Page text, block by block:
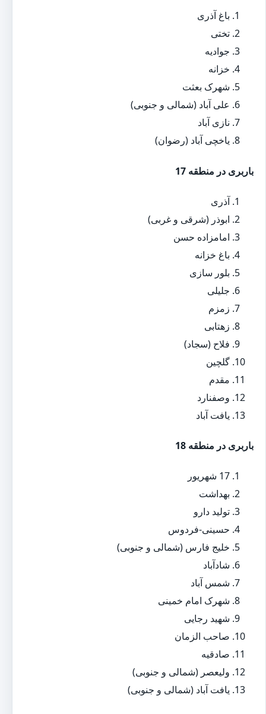
باغ آذری
تختی
جوادیه
خزانه
شهرک بعثت
علی آباد (شمالی و جنوبی)
نازی آباد
یاخچی آباد (رضوان)
باربری در منطقه 17
آذری
ابوذر (شرقی و غربی)
امامزاده حسن
باغ خزانه
بلور سازی
جلیلی
زمزم
زهتابی
فلاح (سجاد)
گلچین
مقدم
وصفنارد
یافت آباد
باربری در منطقه 18
17 شهریور
بهداشت
تولید دارو
حسینی-فردوس
خلیج فارس (شمالی و جنوبی)
شادآباد
شمس آباد
شهرک امام خمینی
شهید رجایی
صاحب الزمان
صادقیه
ولیعصر (شمالی و جنوبی)
یافت آباد (شمالی و جنوبی)